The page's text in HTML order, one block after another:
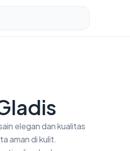
elegan dan kualitas
aman di kulit.